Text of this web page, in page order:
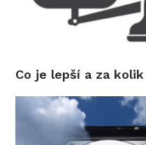
Co je lepší a za kolik